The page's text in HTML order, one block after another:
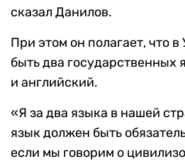
сказал Данилов.
При этом он полагает, что
быть два государственных
и английский.
«Я за два языка в нашей
язык должен быть
если мы говорим о